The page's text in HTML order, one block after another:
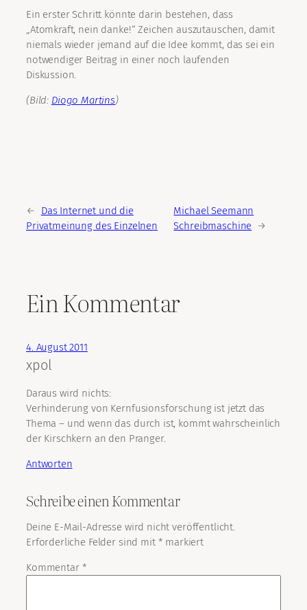
Ein erster Schritt könnte darin bestehen, dass
„Atomkraft, nein danke!“ Zeichen auszutauschen, damit
niemals wieder jemand auf die Idee kommt, das sei ein
notwendiger Beitrag in einer noch laufenden
Diskussion.
(Bild: Diogo Martins)
←
Das Internet und die
Privatmeinung des Einzelnen
Michael Seemann
Schreibmaschine →
Ein Kommentar
4. August 2011
xpol
Daraus wird nichts:
Verhinderung von Kernfusionsforschung ist jetzt das
Thema – und wenn das durch ist, kommt wahrscheinlich
der Kirschkern an den Pranger.
Antworten
Schreibe einen Kommentar
Deine E-Mail-Adresse wird nicht veröffentlicht.
Erforderliche Felder sind mit * markiert
Kommentar *